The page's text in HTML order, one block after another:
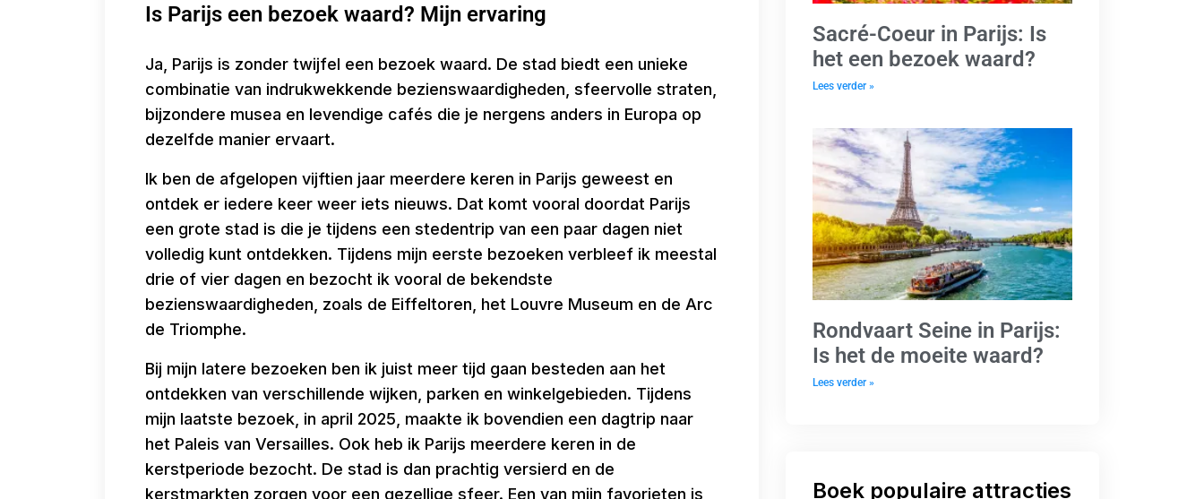
Is Parijs een bezoek waard? Mijn ervaring
Ja, Parijs is zonder twijfel een bezoek waard. De stad biedt een unieke
combinatie van indrukwekkende bezienswaardigheden, sfeervolle straten,
bijzondere musea en levendige cafés die je nergens anders in Europa op
dezelfde manier ervaart.
Ik ben de afgelopen vijftien jaar meerdere keren in Parijs geweest en
ontdek er iedere keer weer iets nieuws. Dat komt vooral doordat Parijs
een grote stad is die je tijdens een stedentrip van een paar dagen niet
volledig kunt ontdekken. Tijdens mijn eerste bezoeken verbleef ik meestal
drie of vier dagen en bezocht ik vooral de bekendste
bezienswaardigheden, zoals de Eiffeltoren, het Louvre Museum en de Arc
de Triomphe.
Bij mijn latere bezoeken ben ik juist meer tijd gaan besteden aan het
ontdekken van verschillende wijken, parken en winkelgebieden. Tijdens
mijn laatste bezoek, in april 2025, maakte ik bovendien een dagtrip naar
het Paleis van Versailles. Ook heb ik Parijs meerdere keren in de
kerstperiode bezocht. De stad is dan prachtig versierd en de
kerstmarkten zorgen voor een gezellige sfeer. Een van mijn favorieten is
Sacré-Coeur in Parijs: Is
het een bezoek waard?
Lees verder »
Rondvaart Seine in Parijs:
Is het de moeite waard?
Lees verder »
Boek populaire attracties